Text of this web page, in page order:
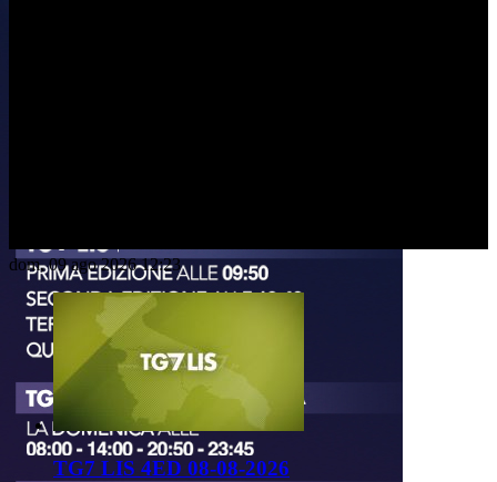
dom, 09 ago 2026 12:23
TG7 LIS 4ED 08-08-2026